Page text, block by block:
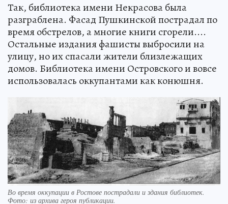
Так, библиотека имени Некрасова была
разграблена. Фасад Пушкинской пострадал по
время обстрелов, а многие книги сгорели....
Остальные издания фашисты выбросили на
улицу, но их спасали жители близлежащих
домов. Библиотека имени Островского и вовсе
использовалась оккупантами как конюшня.
Во время оккупации в Ростове пострадали и здания библиотек.
Фото: из архива героя публикации.